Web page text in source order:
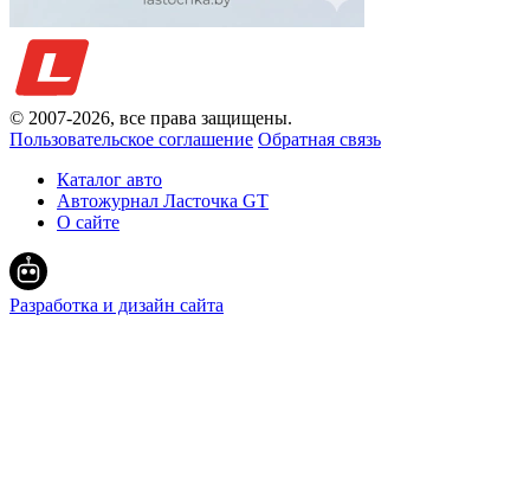
© 2007-2026, все права защищены.
Пользовательское соглашение Обратная связь
Каталог авто
Автожурнал Ласточка GT
О сайте
Разработка и дизайн сайта